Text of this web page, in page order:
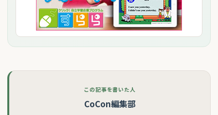
この記事を書いた人
CoCon編集部